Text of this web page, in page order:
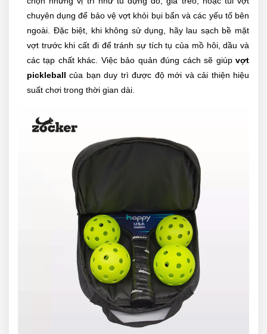
chuyên dụng để bảo vệ vợt khỏi bụi bẩn và các yếu tố bên
ngoài. Đặc biệt, khi không sử dụng, hãy lau sạch bề mặt
vợt trước khi cất đi để tránh sự tích tụ của mồ hôi, dầu và
các tạp chất khác. Việc bảo quản đúng cách sẽ giúp vợt
pickleball của bạn duy trì được độ mới và cải thiện hiệu
suất chơi trong thời gian dài.